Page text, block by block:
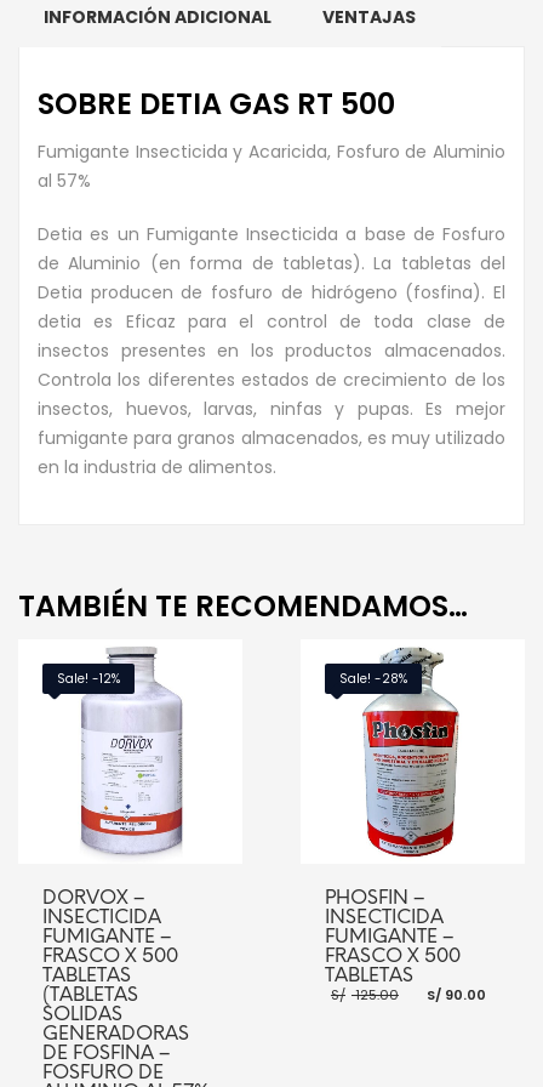
INFORMACIÓN ADICIONAL VENTAJAS
SOBRE DETIA GAS RT 500
Fumigante Insecticida y Acaricida, Fosfuro de Aluminio
al 57%
Detia es un Fumigante Insecticida a base de Fosfuro
de Aluminio (en forma de tabletas). La tabletas del
Detia producen de fosfuro de hidrógeno (fosfina). El
detia es Eficaz para el control de toda clase de
insectos presentes en los productos almacenados.
Controla los diferentes estados de crecimiento de los
insectos, huevos, larvas, ninfas y pupas. Es mejor
fumigante para granos almacenados, es muy utilizado
en la industria de alimentos.
TAMBIÉN TE RECOMENDAMOS…
Sale! -12%
DORVOX –
INSECTICIDA
FUMIGANTE –
FRASCO X 500
TABLETAS
(TABLETAS
SOLIDAS
GENERADORAS
DE FOSFINA –
FOSFURO DE
Sale! -28%
PHOSFIN –
INSECTICIDA
FUMIGANTE –
FRASCO X 500
TABLETAS
S/ 125.00 El
precio
S/90.00